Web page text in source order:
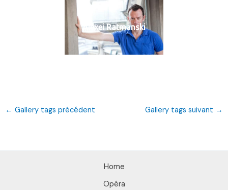
Alexei Ratmanski
← Gallery tags précédent Gallery tags suivant →
Home
Opéra